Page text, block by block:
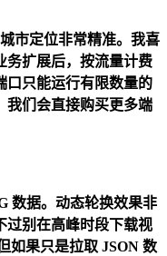
市定位非常精准。我喜
务扩展后，按流量计费
口只能运行有限数量的
我们会直接购买更多端
数据。动态轮换效果非
过别在高峰时段下载视
如果只是拉取 JSON 数